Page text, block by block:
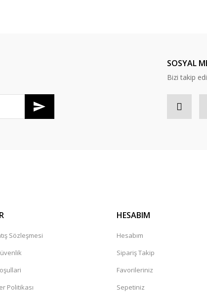
SOSYAL
Bizi takip
Sözleşmesi
Politikası
HESABIM
Hesabım
Sipariş Takip
Favorileriniz
Sepetiniz